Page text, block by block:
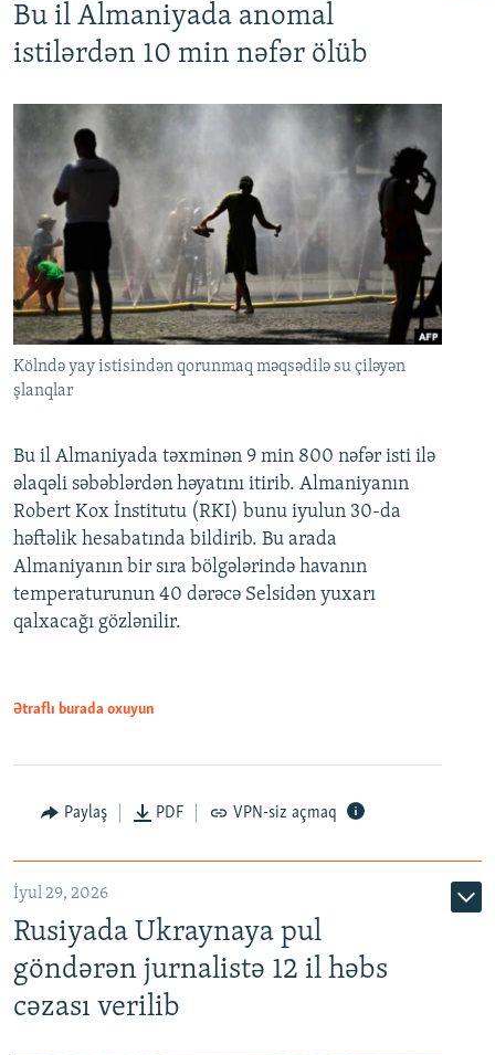
Bu il Almaniyada anomal
istilərdən 10 min nəfər ölüb
Kölndə yay istisindən qorunmaq məqsədilə su çiləyən
şlanqlar
Bu il Almaniyada təxminən 9 min 800 nəfər isti ilə
əlaqəli səbəblərdən həyatını itirib. Almaniyanın
Robert Kox İnstitutu (RKI) bunu iyulun 30-da
həftəlik hesabatında bildirib. Bu arada
Almaniyanın bir sıra bölgələrində havanın
temperaturunun 40 dərəcə Selsidən yuxarı
qalxacağı gözlənilir.
Ətraflı burada oxuyun
Paylaş PDF VPN-siz açmaq
İyul 29, 2026
Rusiyada Ukraynaya pul
göndərən jurnalistə 12 il həbs
cəzası verilib